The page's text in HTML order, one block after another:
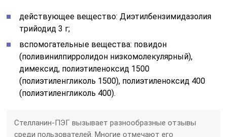
действующее вещество: Диэтилбензимидазолия
трийодид 3 г;
вспомогательные вещества: повидон
(поливинилпирролидон низкомолекулярный),
димексид, полиэтиленоксид 1500
(полиэтиленгликоль 1500), полиэтиленоксид 400
(полиэтиленгликоль 400).
Стелланин-ПЭГ вызывает разнообразные отзывы
среди пользователей. Многие отмечают его